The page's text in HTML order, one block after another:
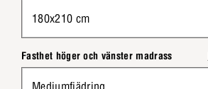
180x210 cm
Fasthet höger och vänster madrass